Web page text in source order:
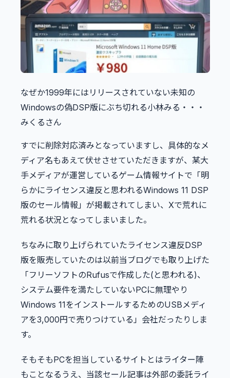
なぜか1999年にはリリースされていない未知の
Windowsの偽DSP版にぶち切れる小林みる・・・
みくるさん
すでに削除対応済みとなっていますし、具体的なメ
ディア名もあえて伏せさせていただきますが、某大
手メディアが運営しているゲーム情報サイトで「明
らかにライセンス違反と思われるWindows 11 DSP
版のセール情報」が掲載されてしまい、Xで荒れに
荒れる状況となってしまいました。
ちなみに取り上げられていたライセンス違反DSP
版を販売していたのは以前当ブログでも取り上げた
「フリーソフトのRufusで作成した(と思われる)、
システム要件を満たしていないPCに無理やり
Windows 11をインストールするためのUSBメディ
アを3,000円で売りつけている」会社だったりしま
す。
そもそもPCを担当しているサイトとはライター陣
もことなるうえ、当該セール記事は外部の委託ライ